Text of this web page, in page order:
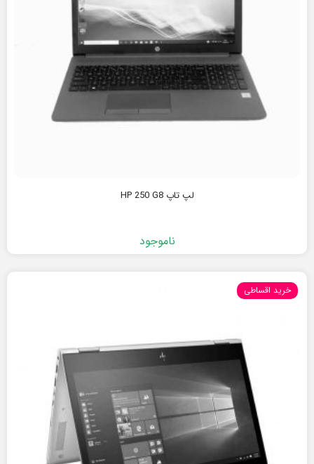
لپ تاپ HP 250 G8
ناموجود
خرید اقساطی